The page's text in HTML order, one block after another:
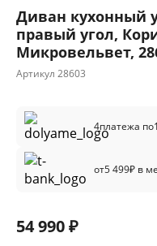
Диван кухонный
правый угол,
Микровельвет,
Артикул 28603
4платежа по
от5 499₽ в
54 990 ₽